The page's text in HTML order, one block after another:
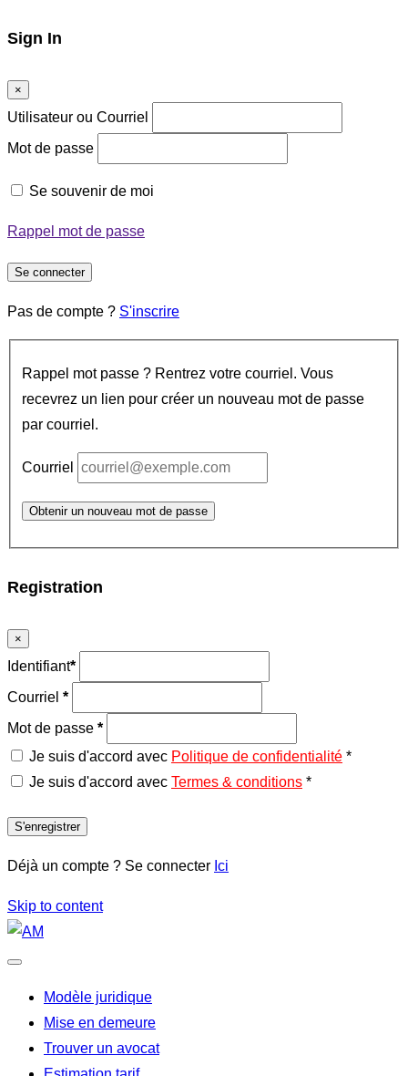
Sign In
×
Utilisateur ou Courriel
Mot de passe
Se souvenir de moi
Rappel mot de passe
Se connecter
Pas de compte ? S'inscrire
Rappel mot passe ? Rentrez votre courriel. Vous
recevrez un lien pour créer un nouveau mot de passe
par courriel.
Courriel
Obtenir un nouveau mot de passe
Registration
×
Identifiant*
Courriel *
Mot de passe *
Je suis d'accord avec Politique de confidentialité *
Je suis d'accord avec Termes & conditions *
S'enregistrer
Déjà un compte ? Se connecter Ici
Skip to content
Modèle juridique
Mise en demeure
Trouver un avocat